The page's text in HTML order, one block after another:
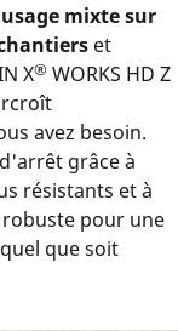
usage mixte sur
et
X® WORKS HD Z
avez besoin.
grâce à
résistants et à
pour une
que soit